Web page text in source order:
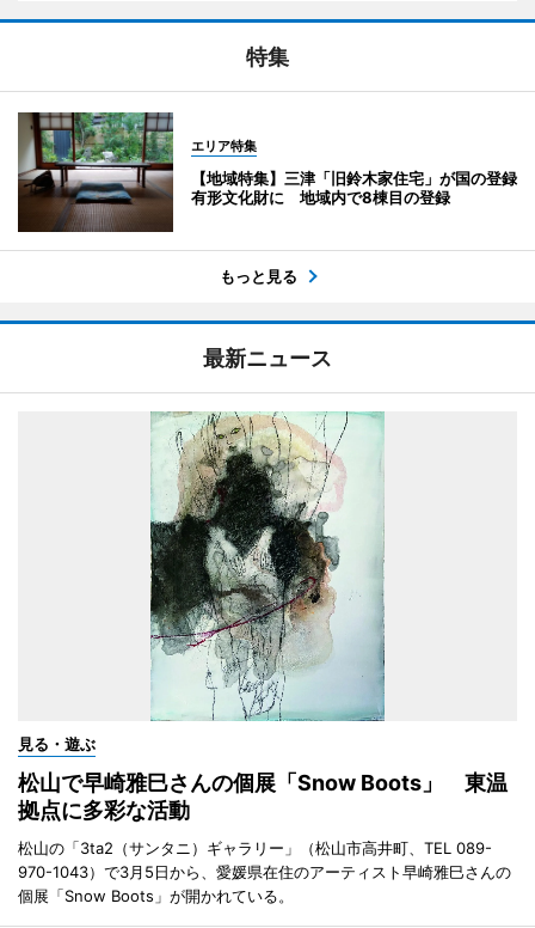
特集
エリア特集
【地域特集】三津「旧鈴木家住宅」が国の登録
有形文化財に 地域内で8棟目の登録
もっと見る
最新ニュース
見る・遊ぶ
松山で早崎雅巳さんの個展「Snow Boots」 東温
拠点に多彩な活動
松山の「3ta2（サンタニ）ギャラリー」（松山市高井町、TEL 089-
970-1043）で3月5日から、愛媛県在住のアーティスト早崎雅巳さんの
個展「Snow Boots」が開かれている。